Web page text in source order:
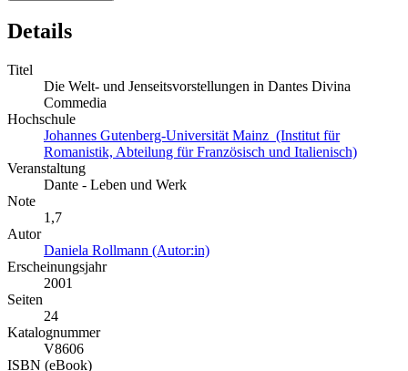
Details
Titel
Die Welt- und Jenseitsvorstellungen in Dantes Divina
Commedia
Hochschule
Johannes Gutenberg-Universität Mainz (Institut für
Romanistik, Abteilung für Französisch und Italienisch)
Veranstaltung
Dante - Leben und Werk
Note
1,7
Autor
Daniela Rollmann (Autor:in)
Erscheinungsjahr
2001
Seiten
24
Katalognummer
V8606
ISBN (eBook)